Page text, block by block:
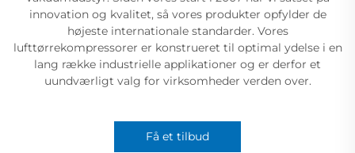
innovation og kvalitet, så vores produkter opfylder de
højeste internationale standarder. Vores
lufttørrekompressorer er konstrueret til optimal ydelse i en
lang række industrielle applikationer og er derfor et
uundværligt valg for virksomheder verden over.
Få et tilbud